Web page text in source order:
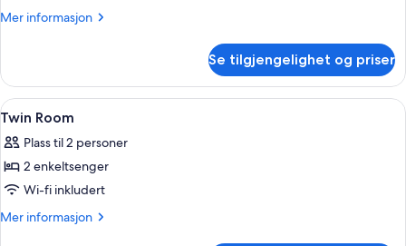
Mer informasjon
Mer
(Four)
Se tilgjengelighet og priser
Åpne
alle
bildene
av
Twin
Room
Allergitestet sengetøy, skrivebord
6
Twin Room
Plass til 2 personer
2 enkeltsenger
Wi-fi inkludert
Mer informasjon
Mer